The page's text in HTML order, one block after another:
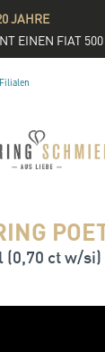
JAHRE
EINEN FIAT 500
(0,70 ct w/si)